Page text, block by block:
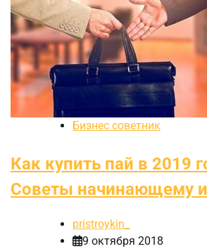
Бизнес советник
Как купить пай в 2019
Советы начинающему
pristroykin_
9 октября 2018